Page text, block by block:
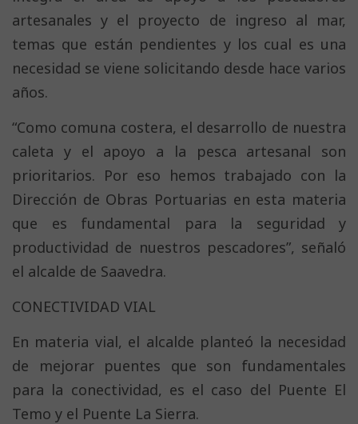
artesanales y el proyecto de ingreso al mar,
temas que están pendientes y los cual es una
necesidad se viene solicitando desde hace varios
años.
“Como comuna costera, el desarrollo de nuestra
caleta y el apoyo a la pesca artesanal son
prioritarios. Por eso hemos trabajado con la
Dirección de Obras Portuarias en esta materia
que es fundamental para la seguridad y
productividad de nuestros pescadores”, señaló
el alcalde de Saavedra.
CONECTIVIDAD VIAL
En materia vial, el alcalde planteó la necesidad
de mejorar puentes que son fundamentales
para la conectividad, es el caso del Puente El
Temo y el Puente La Sierra.